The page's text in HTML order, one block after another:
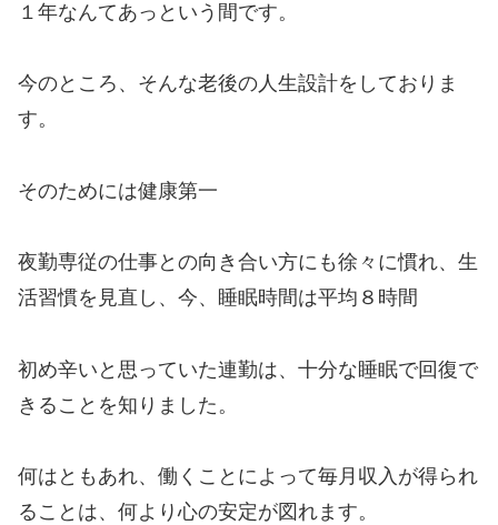
１年なんてあっという間です。
今のところ、そんな老後の人生設計をしておりま
す。
そのためには健康第一
夜勤専従の仕事との向き合い方にも徐々に慣れ、生
活習慣を見直し、今、睡眠時間は平均８時間
初め辛いと思っていた連勤は、十分な睡眠で回復で
きることを知りました。
何はともあれ、働くことによって毎月収入が得られ
ることは、何より心の安定が図れます。